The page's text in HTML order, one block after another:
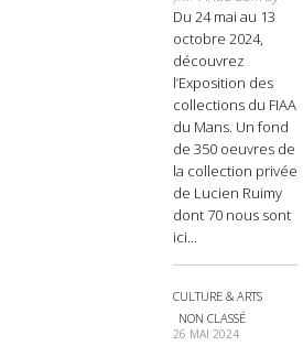
Du 24 mai au 13
octobre 2024,
découvrez
l’Exposition des
collections du FIAA
du Mans. Un fond
de 350 oeuvres de
la collection privée
de Lucien Ruimy
dont 70 nous sont
ici...
CULTURE & ARTS
NON CLASSÉ
26 MAI 2024